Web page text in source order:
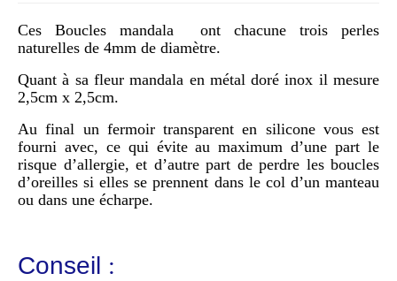
Ces Boucles mandala ont chacune trois perles
naturelles de 4mm de diamètre.
Quant à sa fleur mandala en métal doré inox il mesure
2,5cm x 2,5cm.
Au final un fermoir transparent en silicone vous est
fourni avec, ce qui évite au maximum d’une part le
risque d’allergie, et d’autre part de perdre les boucles
d’oreilles si elles se prennent dans le col d’un manteau
ou dans une écharpe.
Conseil :